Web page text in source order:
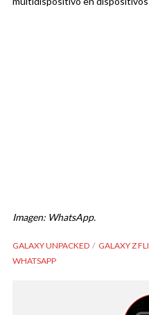
Imagen: WhatsApp.
GALAXY UNPACKED GALAXY Z
WHATSAPP